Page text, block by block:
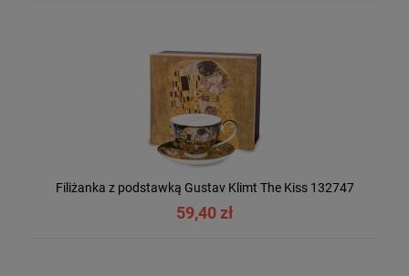
Filiżanka z podstawką Gustav Klimt The Kiss 132747
59,40 zł